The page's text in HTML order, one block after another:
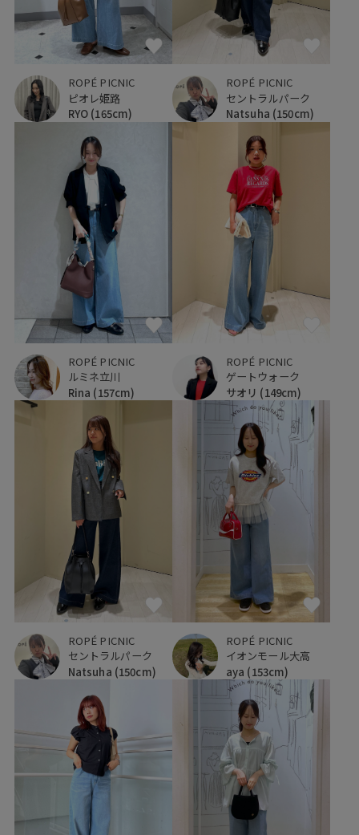
ROPÉ PICNIC
ピオレ姫路
RYO (165cm)
ROPÉ PICNIC
セントラルパーク
Natsuha (150cm)
ROPÉ PICNIC
ルミネ立川
Rina (157cm)
ROPÉ PICNIC
ゲートウォーク
サオリ (149cm)
ROPÉ PICNIC
セントラルパーク
Natsuha (150cm)
ROPÉ PICNIC
イオンモール大高
aya (153cm)